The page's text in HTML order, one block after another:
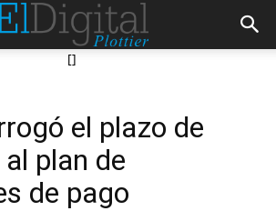
[]
el plazo de
plan de
de pago